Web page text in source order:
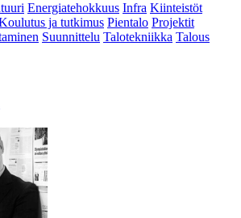
Energiatehokkuus Infra Kiinteistöt
ja tutkimus Pientalo Projektit
Suunnittelu Talotekniikka Talous